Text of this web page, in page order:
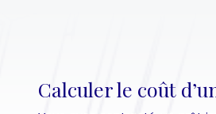
Calculer le coût